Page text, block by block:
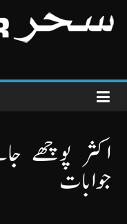
اکثر پوچھے
جوابات